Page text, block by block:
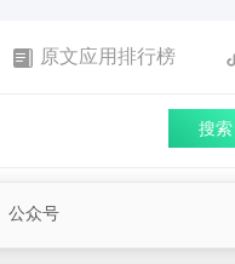
原文应用排行榜
搜索
公众号